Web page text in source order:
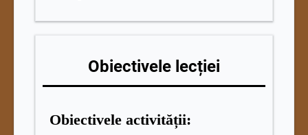
Obiectivele lecției
Obiectivele activității: